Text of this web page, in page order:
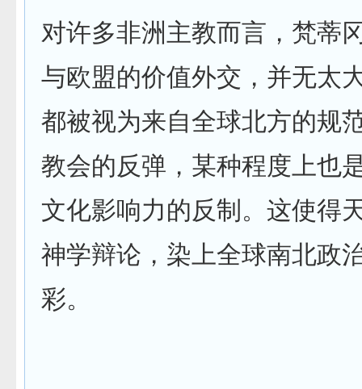
对许多非洲主教而言，梵蒂
与欧盟的价值外交，并无太
都被视为来自全球北方的规
教会的反弹，某种程度上也
文化影响力的反制。这使得
神学辩论，染上全球南北政
彩。